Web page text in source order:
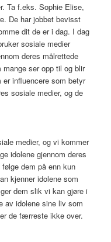
Ta f.eks. Sophie Elise,
De har jobbet bevisst
dit de er i dag. I dag
sosiale medier
deres målrettede
ser opp til og blir
influencere som betyr
sosiale medier, og de
medier, og vi kommer
idolene gjennom deres
dem på enn kun
kjenner idolene som
dem slik vi kan gjøre i
av idolene sine liv som
de færreste ikke over.